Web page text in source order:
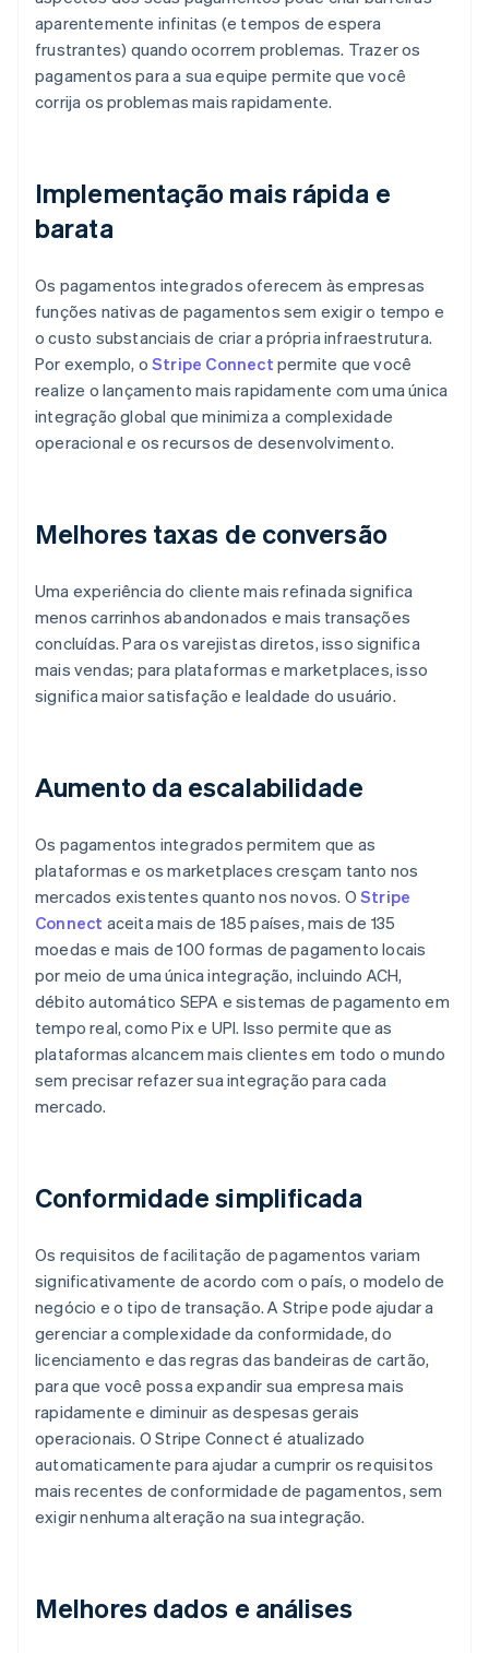
aparentemente infinitas (e tempos de espera
frustrantes) quando ocorrem problemas. Trazer os
pagamentos para a sua equipe permite que você
corrija os problemas mais rapidamente.
Implementação mais rápida e
barata
Os pagamentos integrados oferecem às empresas
funções nativas de pagamentos sem exigir o tempo e
o custo substanciais de criar a própria infraestrutura.
Por exemplo, o Stripe Connect permite que você
realize o lançamento mais rapidamente com uma única
integração global que minimiza a complexidade
operacional e os recursos de desenvolvimento.
Melhores taxas de conversão
Uma experiência do cliente mais refinada significa
menos carrinhos abandonados e mais transações
concluídas. Para os varejistas diretos, isso significa
mais vendas; para plataformas e marketplaces, isso
significa maior satisfação e lealdade do usuário.
Aumento da escalabilidade
Os pagamentos integrados permitem que as
plataformas e os marketplaces cresçam tanto nos
mercados existentes quanto nos novos. O Stripe
Connect aceita mais de 185 países, mais de 135
moedas e mais de 100 formas de pagamento locais
por meio de uma única integração, incluindo ACH,
débito automático SEPA e sistemas de pagamento em
tempo real, como Pix e UPI. Isso permite que as
plataformas alcancem mais clientes em todo o mundo
sem precisar refazer sua integração para cada
mercado.
Conformidade simplificada
Os requisitos de facilitação de pagamentos variam
significativamente de acordo com o país, o modelo de
negócio e o tipo de transação. A Stripe pode ajudar a
gerenciar a complexidade da conformidade, do
licenciamento e das regras das bandeiras de cartão,
para que você possa expandir sua empresa mais
rapidamente e diminuir as despesas gerais
operacionais. O Stripe Connect é atualizado
automaticamente para ajudar a cumprir os requisitos
mais recentes de conformidade de pagamentos, sem
exigir nenhuma alteração na sua integração.
Melhores dados e análises